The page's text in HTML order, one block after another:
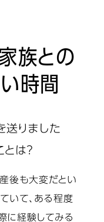
族との
時間
送りました
は？
後も大変だとい
いて、ある程度
に経験してみる